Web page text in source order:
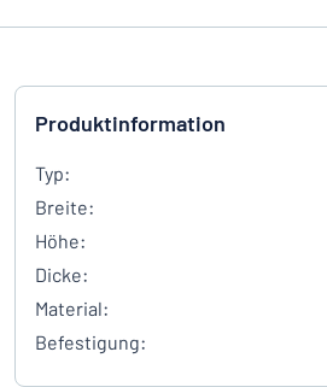
Produktinformation
Typ:
Breite:
Höhe:
Dicke:
Material:
Befestigung: